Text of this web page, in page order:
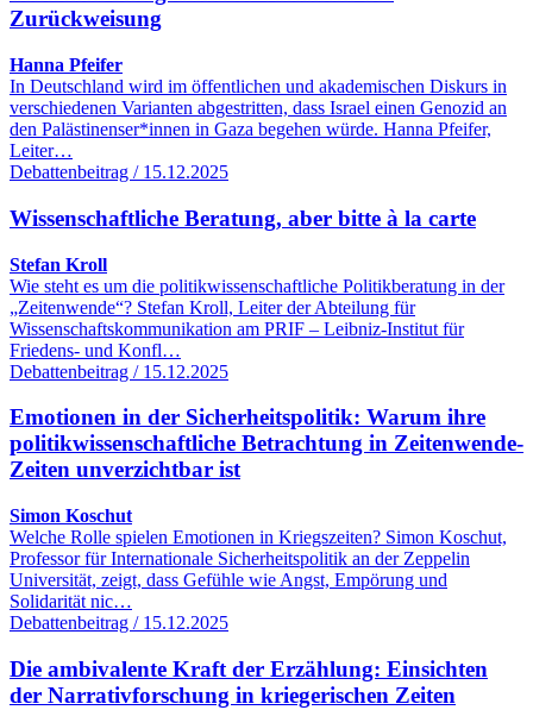
Zurückweisung
Hanna Pfeifer
In Deutschland wird im öffentlichen und akademischen Diskurs in
verschiedenen Varianten abgestritten, dass Israel einen Genozid an
den Palästinenser*innen in Gaza begehen würde. Hanna Pfeifer,
Leiter…
Debattenbeitrag / 15.12.2025
Wissenschaftliche Beratung, aber bitte à la carte
Stefan Kroll
Wie steht es um die politikwissenschaftliche Politikberatung in der
„Zeitenwende“? Stefan Kroll, Leiter der Abteilung für
Wissenschaftskommunikation am PRIF – Leibniz-Institut für
Friedens- und Konfl…
Debattenbeitrag / 15.12.2025
Emotionen in der Sicherheitspolitik: Warum ihre
politikwissenschaftliche Betrachtung in Zeitenwende-
Zeiten unverzichtbar ist
Simon Koschut
Welche Rolle spielen Emotionen in Kriegszeiten? Simon Koschut,
Professor für Internationale Sicherheitspolitik an der Zeppelin
Universität, zeigt, dass Gefühle wie Angst, Empörung und
Solidarität nic…
Debattenbeitrag / 15.12.2025
Die ambivalente Kraft der Erzählung: Einsichten
der Narrativforschung in kriegerischen Zeiten